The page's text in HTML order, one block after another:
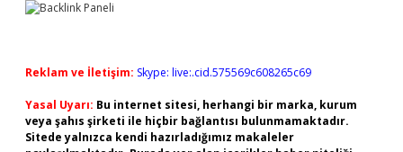
Reklam ve İletişim: Skype: live:.cid.575569c608265c69
Yasal Uyarı: Bu internet sitesi, herhangi bir marka, kurum
veya şahıs şirketi ile hiçbir bağlantısı bulunmamaktadır.
Sitede yalnızca kendi hazırladığımız makaleler